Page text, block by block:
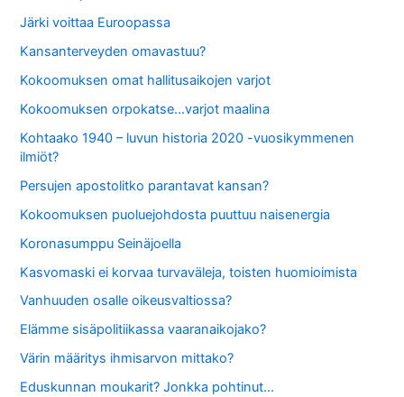
Järki voittaa Euroopassa
Kansanterveyden omavastuu?
Kokoomuksen omat hallitusaikojen varjot
Kokoomuksen orpokatse…varjot maalina
Kohtaako 1940 – luvun historia 2020 -vuosikymmenen
ilmiöt?
Persujen apostolitko parantavat kansan?
Kokoomuksen puoluejohdosta puuttuu naisenergia
Koronasumppu Seinäjoella
Kasvomaski ei korvaa turvaväleja, toisten huomioimista
Vanhuuden osalle oikeusvaltiossa?
Elämme sisäpolitiikassa vaaranaikojako?
Värin määritys ihmisarvon mittako?
Eduskunnan moukarit? Jonkka pohtinut…